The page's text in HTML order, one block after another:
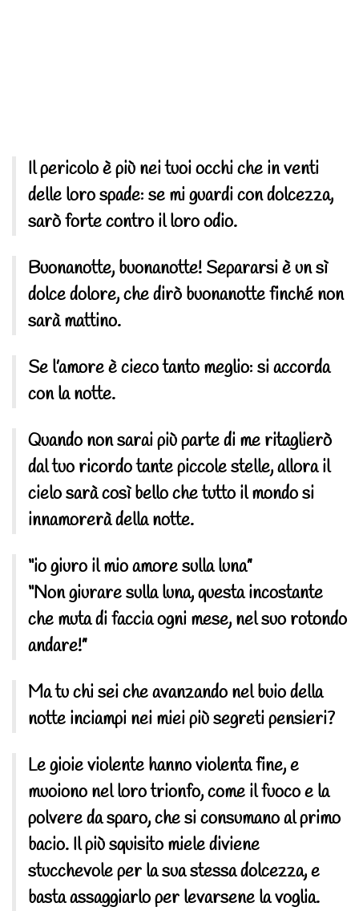
Il pericolo è più nei tuoi occhi che in venti
delle loro spade: se mi guardi con dolcezza,
sarò forte contro il loro odio.
Buonanotte, buonanotte! Separarsi è un sì
dolce dolore, che dirò buonanotte finché non
sarà mattino.
Se l’amore è cieco tanto meglio: si accorda
con la notte.
Quando non sarai più parte di me ritaglierò
dal tuo ricordo tante piccole stelle, allora il
cielo sarà così bello che tutto il mondo si
innamorerà della notte.
“io giuro il mio amore sulla luna”
“Non giurare sulla luna, questa incostante
che muta di faccia ogni mese, nel suo rotondo
andare!”
Ma tu chi sei che avanzando nel buio della
notte inciampi nei miei più segreti pensieri?
Le gioie violente hanno violenta fine, e
muoiono nel loro trionfo, come il fuoco e la
polvere da sparo, che si consumano al primo
bacio. Il più squisito miele diviene
stucchevole per la sua stessa dolcezza, e
basta assaggiarlo per levarsene la voglia.